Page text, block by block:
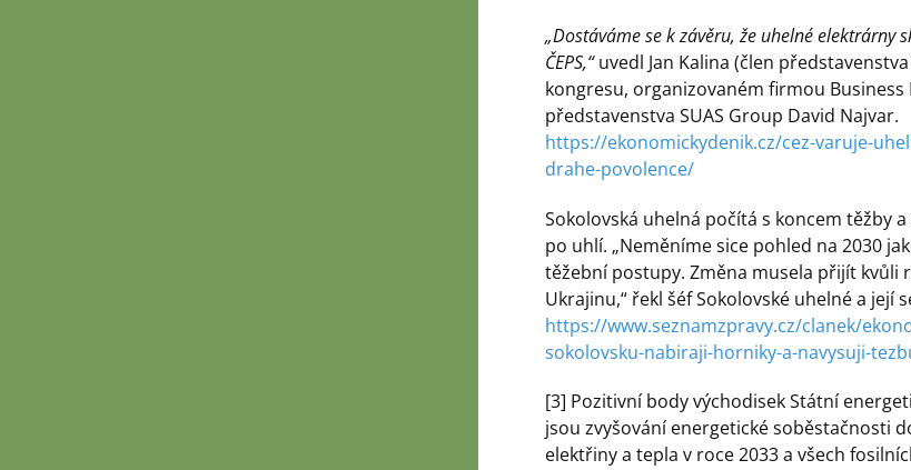
„Dostáváme se k závěru, že uhelné elektrárny
ČEPS,“uvedl Jan Kalina (člen
kongresu, organizovaném firmou
představenstva SUAS Group David Najvar.
https://ekonomickydenik.cz/cez-varuje-
drahe-povolence/
Sokolovská uhelná počítá s koncem těžby
po uhlí. „Neměníme sice pohled na 2030
těžební postupy. Změna musela přijít kvůli
Ukrajinu,“ řekl šéf Sokolovské uhelné a její
https://www.seznamzpravy.cz/clanek/
sokolovsku-nabiraji-horniky-a-navysuji-
[3] Pozitivní body východisek Státní
jsou zvyšování energetické soběstačnosti
elektřiny a tepla v roce 2033 a všech